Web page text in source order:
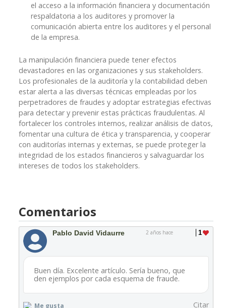
el acceso a la información financiera y documentación
respaldatoria a los auditores y promover la
comunicación abierta entre los auditores y el personal
de la empresa.
La manipulación financiera puede tener efectos
devastadores en las organizaciones y sus stakeholders.
Los profesionales de la auditoría y la contabilidad deben
estar alerta a las diversas técnicas empleadas por los
perpetradores de fraudes y adoptar estrategias efectivas
para detectar y prevenir estas prácticas fraudulentas. Al
fortalecer los controles internos, realizar análisis de datos,
fomentar una cultura de ética y transparencia, y cooperar
con auditorías internas y externas, se puede proteger la
integridad de los estados financieros y salvaguardar los
intereses de todos los stakeholders.
Comentarios
1
Pablo David Vidaurre 2 años hace
Buen día. Excelente artículo. Sería bueno, que
den ejemplos por cada esquema de fraude.
Me gusta Citar